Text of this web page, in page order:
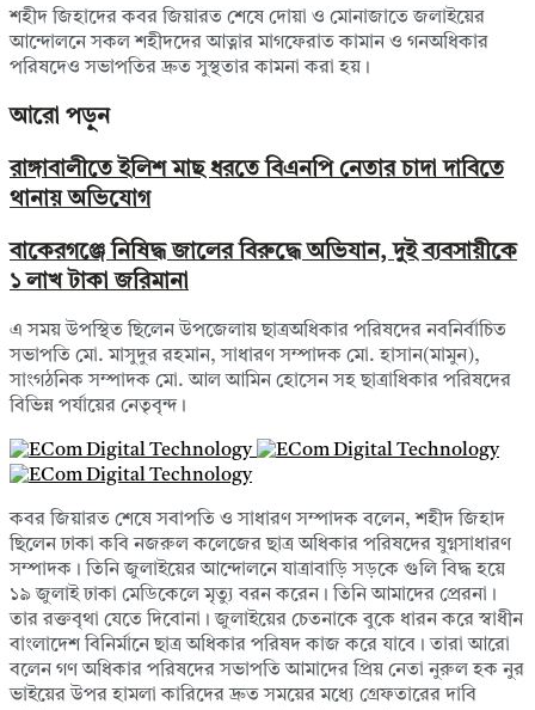
শহীদ জিহাদের কবর জিয়ারত শেষে দোয়া ও মোনাজাতে জলাইয়ের
আন্দোলনে সকল শহীদদের আত্নার মাগফেরাত কামান ও গনঅধিকার
পরিষদেও সভাপতির দ্রুত সুস্থতার কামনা করা হয়।
আরো পড়ুন
রাঙ্গাবালীতে ইলিশ মাছ ধরতে বিএনপি নেতার চাদা দাবিতে
থানায় অভিযোগ
বাকেরগঞ্জে নিষিদ্ধ জালের বিরুদ্ধে অভিযান, দুই ব্যবসায়ীকে
১ লাখ টাকা জরিমানা
এ সময় উপস্থিত ছিলেন উপজেলায় ছাত্রঅধিকার পরিষদের নবনির্বাচিত
সভাপতি মো. মাসুদুর রহমান, সাধারণ সম্পাদক মো. হাসান(মামুন),
সাংগঠনিক সম্পাদক মো. আল আমিন হোসেন সহ ছাত্রাধিকার পরিষদের
বিভিন্ন পর্যায়ের নেতৃবৃন্দ।
কবর জিয়ারত শেষে সবাপতি ও সাধারণ সম্পাদক বলেন, শহীদ জিহাদ
ছিলেন ঢাকা কবি নজরুল কলেজের ছাত্র অধিকার পরিষদের যুগ্নসাধারণ
সম্পাদক। তিনি জুলাইয়ের আন্দোলনে যাত্রাবাড়ি সড়কে গুলি বিদ্ধ হয়ে
১৯ জুলাই ঢাকা মেডিকেলে মৃত্যু বরন করেন। তিনি আমাদের প্রেরনা।
তার রক্তবৃথা যেতে দিবোনা। জুলাইয়ের চেতনাকে বুকে ধারন করে স্বাধীন
বাংলাদেশ বিনির্মানে ছাত্র অধিকার পরিষদ কাজ করে যাবে। তারা আরো
বলেন গণ অধিকার পরিষদের সভাপতি আমাদের প্রিয় নেতা নুরুল হক নুর
ভাইয়ের উপর হামলা কারিদের দ্রুত সময়ের মধ্যে গ্রেফতারের দাবি